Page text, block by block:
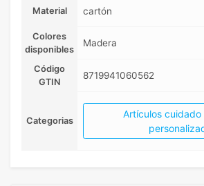
Material cartón
Colores
disponibles
Madera
Código
GTIN
8719941060562
Categorias
Artículos cuidado